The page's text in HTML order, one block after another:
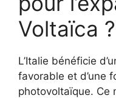
Voltaïca ?
L’Italie bénéficie
favorable et d’une
photovoltaïque. Ce